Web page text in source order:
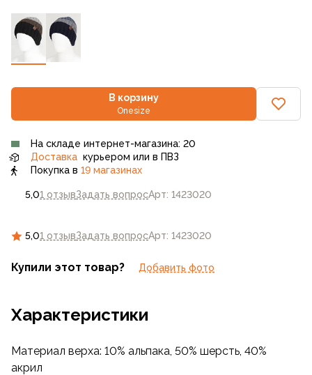
5,01 отзывЗадать вопросАрт: 1423020
В корзину
Onesize
5,01 отзывЗадать вопросАрт: 1423020
На складе интернет-магазина: 20
Доставка курьером или в ПВЗ
Покупка в 19 магазинах
Купили этот товар? Добавить фото
Характеристики
Материал верха: 10% альпака, 50% шерсть, 40%
акрил